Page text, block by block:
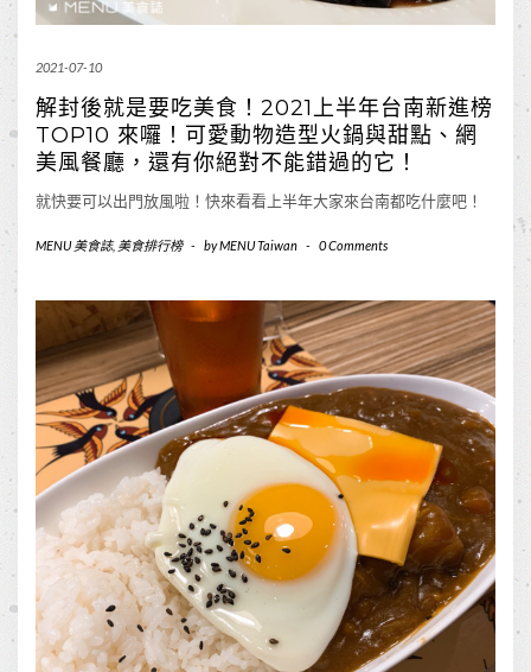
2021-07-10
解封後就是要吃美食！2021上半年台南新進榜
TOP10 來囉！可愛動物造型火鍋與甜點、網
美風餐廳，還有你絕對不能錯過的它！
就快要可以出門放風啦！快來看看上半年大家來台南都吃什麼吧！
MENU 美食誌, 美食排行榜 - byMENU Taiwan - 0 Comments